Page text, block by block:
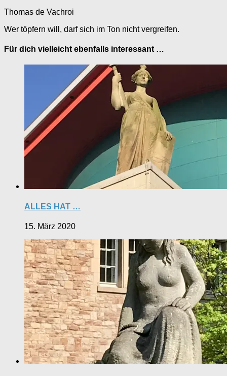
Thomas de Vachroi
Wer töpfern will, darf sich im Ton nicht vergreifen.
Für dich vielleicht ebenfalls interessant …
ALLES HAT …
15. März 2020